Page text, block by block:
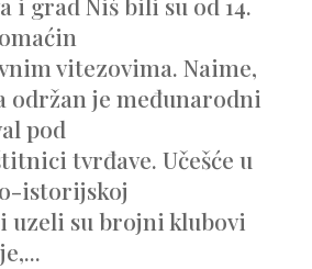
vitezovima. Naime,
održan je međunarodni
pod
tvrđave. Učešće u
istorijskoj
uzeli su brojni klubovi